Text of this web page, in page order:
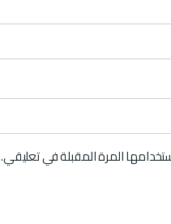
المرة المقبلة في تعليقي.